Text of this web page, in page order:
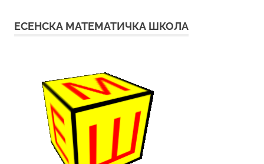
ЕСЕНСКА МАТЕМАТИЧКА ШКОЛА